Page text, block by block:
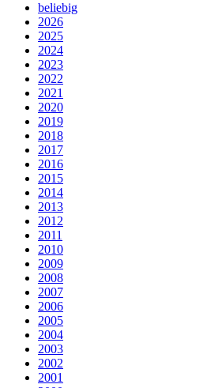
beliebig
2026
2025
2024
2023
2022
2021
2020
2019
2018
2017
2016
2015
2014
2013
2012
2011
2010
2009
2008
2007
2006
2005
2004
2003
2002
2001